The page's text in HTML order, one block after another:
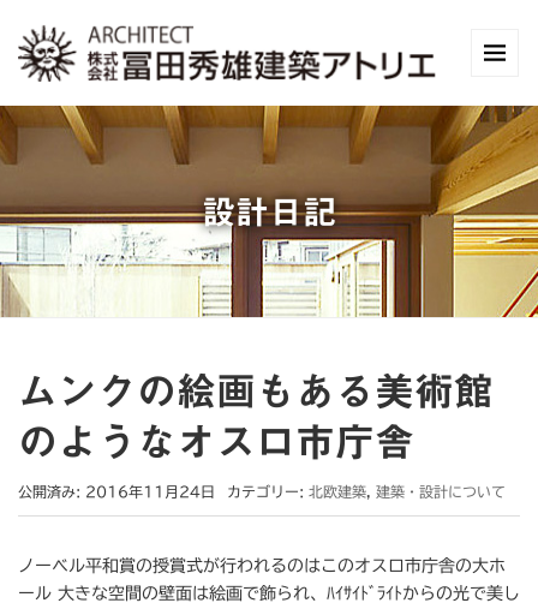
設計日記
ムンクの絵画もある美術館
のようなオスロ市庁舎
公開済み: 2016年11月24日 カテゴリー: 北欧建築 建築・設計について
ノーベル平和賞の授賞式が行われるのはこのオスロ市庁舎の大ホ
ール 大きな空間の壁面は絵画で飾られ、ﾊｲｻｲﾄﾞﾗｲﾄからの光で美し